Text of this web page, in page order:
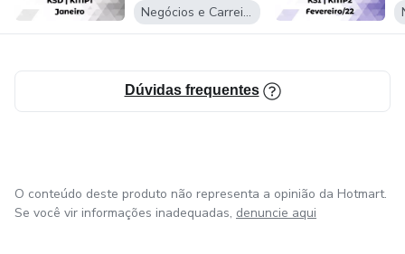
Negócios e Carreira
Dúvidas frequentes
O conteúdo deste produto não representa a opinião da Hotmart.
Se você vir informações inadequadas, denuncie aqui